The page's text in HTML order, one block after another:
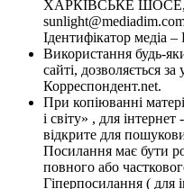
ХАРКІВСЬКЕ ШОСЕ,
Ідентифікатор медіа
Використання будь-
сайті, дозволяється
Корреспондент.net.
При копіюванні
і світу» , для
відкрите для
Посилання має бути
повного або
Гіперпосилання ( для